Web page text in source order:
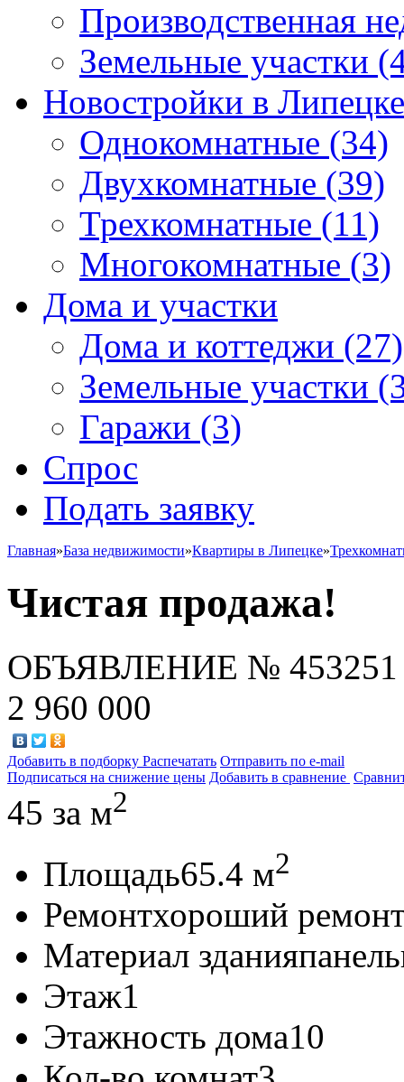
Производственная
Земельные участки
Новостройки в Липецке
Однокомнатные (34)
Двухкомнатные (39)
Трехкомнатные (11)
Многокомнатные (3)
Дома и участки
Дома и коттеджи (27)
Земельные участки
Гаражи (3)
Спрос
Подать заявку
Главная»База недвижимости»Квартиры в Липецке»
Чистая продажа!
ОБЪЯВЛЕНИЕ № 453251
2 960 000
Добавить в подборку Распечатать Отправить по e-mail
Подписаться на снижение цены Добавить в сравнение
45 за м2
Площадь65.4 м2
Ремонтхороший
Материал здания
Этаж1
Этажность дома10